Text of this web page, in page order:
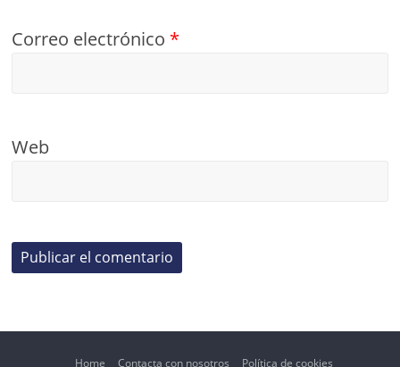
Correo electrónico *
Web
Home Contacta con nosotros Política de cookies